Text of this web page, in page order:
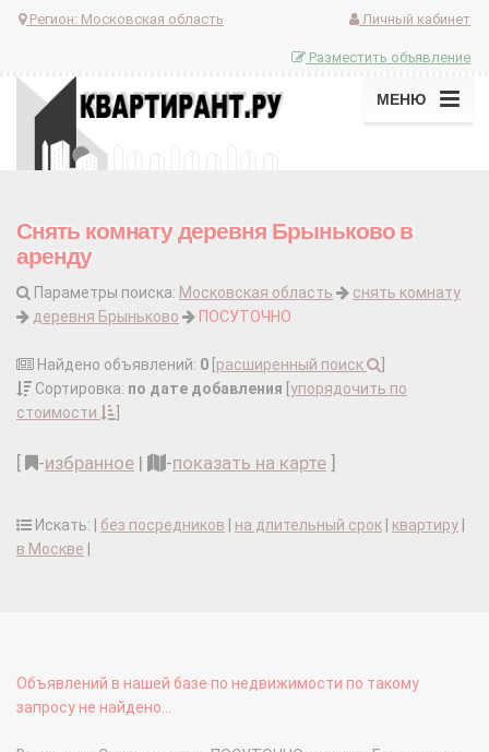
Регион: Московская область Личный кабинет
Разместить объявление
МЕНЮ
Снять комнату деревня Брыньково в
аренду
Параметры поиска: Московская область
снять комнату
деревня Брыньково
ПОСУТОЧНО
Найдено объявлений: 0 расширенный поиск
Сортировка: по дате добавления упорядочить по
стоимости
-избранное | -показать на карте
Искать: | без посредников на длительный срок квартиру
в Москве
Объявлений в нашей базе по недвижимости по такому
запросу не найдено...